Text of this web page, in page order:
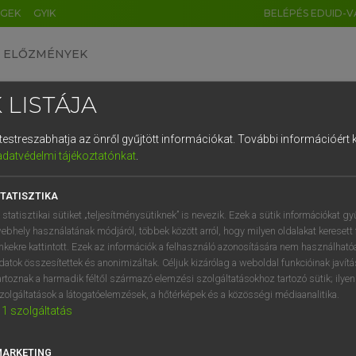
GYIK BELÉPÉS EDUID-
ELŐZMÉNYEK
egyetemes nagyszótár
VAN ELŐFIZETÉSED?
megtekintéséhez.
LISTÁJA
az önről gyűjtött információkat. További információért
tájékoztatónkat.
statisztikai sütiket „teljesítménysütiknek” is nevezik. Ezek a sütik információkat
használatának módjáról, többek között arról, hogy milyen oldalakat keresett
kattintott. Ezek az információk a felhasználó azonosítására nem
összesítettek és anonimizáltak. Céljuk kizárólag a weboldal funkcióinak
a harmadik féltől származó elemzési szolgáltatásokhoz tartozó sütik;
a látogatóelemzések, a hőtérképek és a közösségi médiaanalitika.
1 szolgáltatás
DE CN FR ES IT NL
1 2 3 4 5 6 7 8 9
q w e r t z u i
a s d f g h j k l é
í y x c v b n m , .